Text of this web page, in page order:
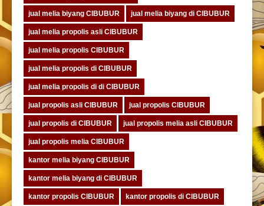
jual melia biyang CIBUBUR jual melia biyang di CIBUBUR
jual melia propolis asli CIBUBUR
jual melia propolis CIBUBUR
jual melia propolis di CIBUBUR
jual melia propolis di di CIBUBUR
jual propolis asli CIBUBUR jual propolis CIBUBUR
jual propolis di CIBUBUR jual propolis melia asli CIBUBUR
jual propolis melia CIBUBUR
kantor melia biyang CIBUBUR
kantor melia biyang di CIBUBUR
kantor propolis CIBUBUR kantor propolis di CIBUBUR